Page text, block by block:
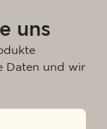
uns
Daten und wir